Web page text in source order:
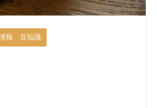
報 豆知識